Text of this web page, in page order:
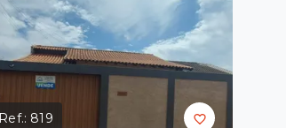
Ref.: 819